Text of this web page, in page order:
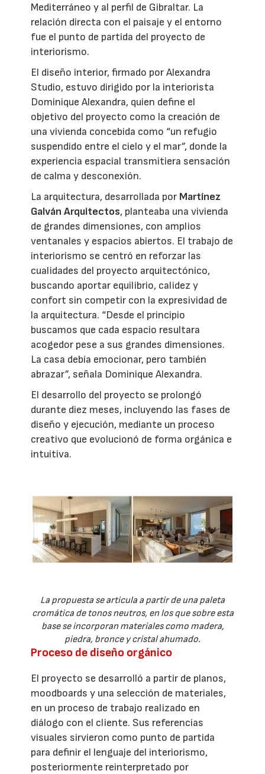
Mediterráneo y al perfil de Gibraltar. La
relación directa con el paisaje y el entorno
fue el punto de partida del proyecto de
interiorismo.
El diseño interior, firmado por Alexandra
Studio, estuvo dirigido por la interiorista
Dominique Alexandra, quien define el
objetivo del proyecto como la creación de
una vivienda concebida como “un refugio
suspendido entre el cielo y el mar”, donde la
experiencia espacial transmitiera sensación
de calma y desconexión.
La arquitectura, desarrollada por Martínez
Galván Arquitectos, planteaba una vivienda
de grandes dimensiones, con amplios
ventanales y espacios abiertos. El trabajo de
interiorismo se centró en reforzar las
cualidades del proyecto arquitectónico,
buscando aportar equilibrio, calidez y
confort sin competir con la expresividad de
la arquitectura. “Desde el principio
buscamos que cada espacio resultara
acogedor pese a sus grandes dimensiones.
La casa debía emocionar, pero también
abrazar”, señala Dominique Alexandra.
El desarrollo del proyecto se prolongó
durante diez meses, incluyendo las fases de
diseño y ejecución, mediante un proceso
creativo que evolucionó de forma orgánica e
intuitiva.
La propuesta se articula a partir de una paleta
cromática de tonos neutros, en los que sobre esta
base se incorporan materiales como madera,
piedra, bronce y cristal ahumado.
Proceso de diseño orgánico
El proyecto se desarrolló a partir de planos,
moodboards y una selección de materiales,
en un proceso de trabajo realizado en
diálogo con el cliente. Sus referencias
visuales sirvieron como punto de partida
para definir el lenguaje del interiorismo,
posteriormente reinterpretado por